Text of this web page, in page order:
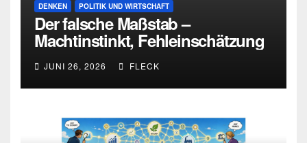
DENKEN POLITIK UND WIRTSCHAFT
Der falsche Maßstab –
Machtinstinkt, Fehleinschätzung
und die Grenzen intellektueller
Urteilskraft
JUNI 26, 2026 FLECK